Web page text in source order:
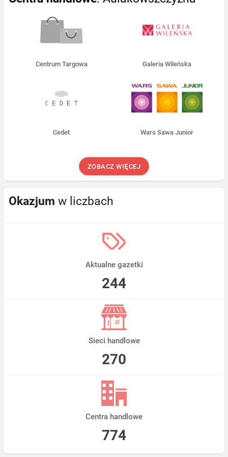
Centrum Targowa Galeria Wileńska
Cedet Wars Sawa Junior
ZOBACZ WIĘCEJ
Okazjum w liczbach
Aktualne gazetki
244
Sieci handlowe
270
Centra handlowe
774